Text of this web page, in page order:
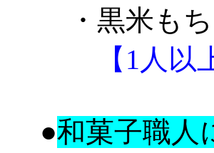
・黒米も
【1人
●和菓子職人